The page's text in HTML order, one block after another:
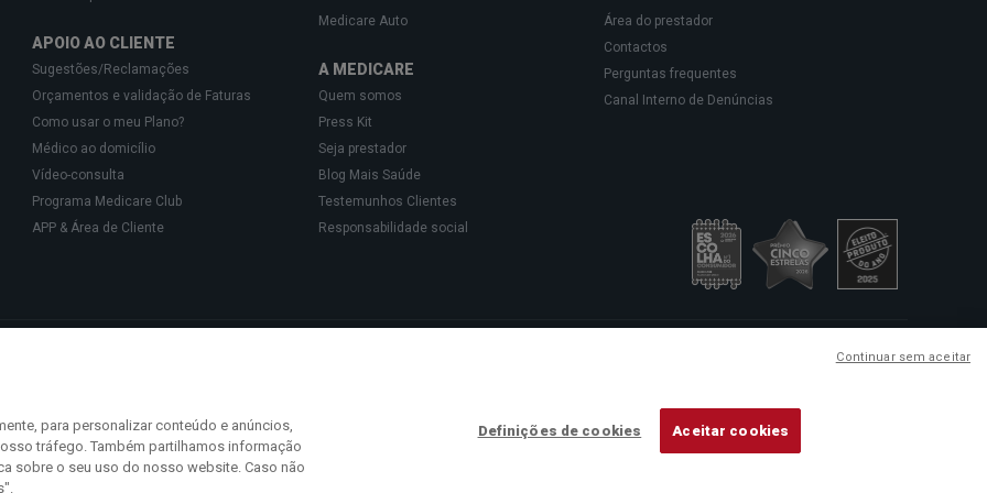
APOIO AO CLIENTE
Sugestões/Reclamações
Orçamentos e validação de Faturas
Como usar o meu Plano?
Médico ao domicílio
Vídeo-consulta
Programa Medicare Club
APP & Área de Cliente
Medicare Auto
A MEDICARE
Quem somos
Press Kit
Seja prestador
Blog Mais Saúde
Testemunhos Clientes
Responsabilidade social
Área do prestador
Contactos
Perguntas frequentes
Canal Interno de Denúncias
113 (chamada para a rede fixa nacional) ou
para personalizar conteúdo e anúncios,
tráfego. Também partilhamos informação
sobre o seu uso do nosso website. Caso não
Definições de cookies Aceitar cookies
Continuar sem aceitar